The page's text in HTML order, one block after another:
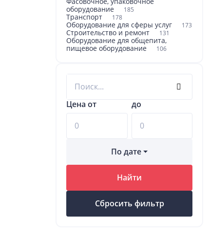
оборудование
185
Транспорт 178
Оборудование для сферы услуг 173
Строительство и ремонт 131
Оборудование для общепита,
пищевое оборудование
106
Цена от до
По дате
Найти
Сбросить фильтр